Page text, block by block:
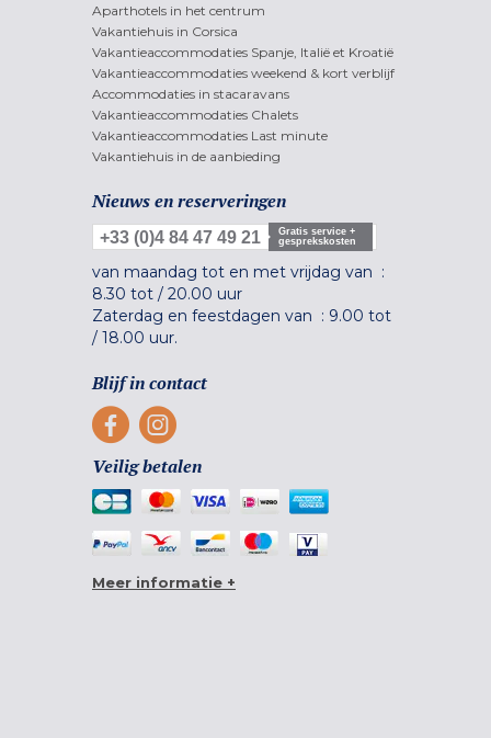
Aparthotels in het centrum
Vakantiehuis in Corsica
Vakantieaccommodaties Spanje, Italië et Kroatië
Vakantieaccommodaties weekend & kort verblijf
Accommodaties in stacaravans
Vakantieaccommodaties Chalets
Vakantieaccommodaties Last minute
Vakantiehuis in de aanbieding
Nieuws en reserveringen
+33 (0)4 84 47 49 21
Gratis service +
gesprekskosten
van maandag tot en met vrijdag van :
8.30 tot / 20.00 uur
Zaterdag en feestdagen van : 9.00 tot
/ 18.00 uur.
Blijf in contact
Veilig betalen
Meer informatie +